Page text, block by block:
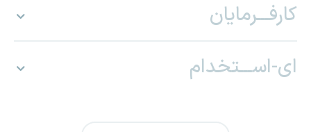
کارفـــرمایان
ای-اســـتخدام